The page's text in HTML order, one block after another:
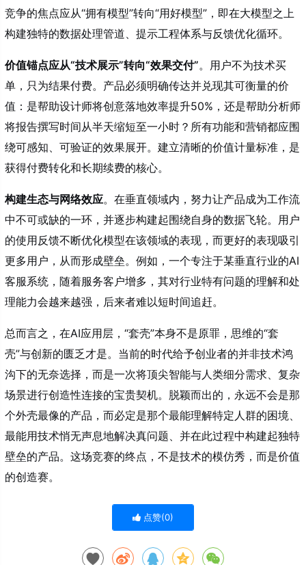
竞争的焦点应从“拥有模型”转向“用好模型”，即在大模型之上
构建独特的数据处理管道、提示工程体系与反馈优化循环。
价值锚点应从“技术展示”转向“效果交付”。用户不为技术买
单，只为结果付费。产品必须明确传达并兑现其可衡量的价
值：是帮助设计师将创意落地效率提升50%，还是帮助分析师
将报告撰写时间从半天缩短至一小时？所有功能和营销都应围
绕可感知、可验证的效果展开。建立清晰的价值计量标准，是
获得付费转化和长期续费的核心。
构建生态与网络效应。在垂直领域内，努力让产品成为工作流
中不可或缺的一环，并逐步构建起围绕自身的数据飞轮。用户
的使用反馈不断优化模型在该领域的表现，而更好的表现吸引
更多用户，从而形成壁垒。例如，一个专注于某垂直行业的AI
客服系统，随着服务客户增多，其对行业特有问题的理解和处
理能力会越来越强，后来者难以短时间追赶。
总而言之，在AI应用层，“套壳”本身不是原罪，思维的“套
壳”与创新的匮乏才是。当前的时代给予创业者的并非技术鸿
沟下的无奈选择，而是一次将顶尖智能与人类细分需求、复杂
场景进行创造性连接的宝贵契机。脱颖而出的，永远不会是那
个外壳最像的产品，而必定是那个最能理解特定人群的困境、
最能用技术悄无声息地解决真问题、并在此过程中构建起独特
壁垒的产品。这场竞赛的终点，不是技术的模仿秀，而是价值
的创造赛。
点赞(0)